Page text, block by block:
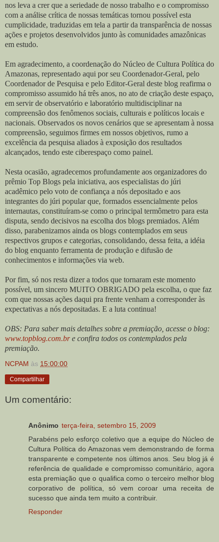
nos leva a crer que a seriedade de nosso trabalho e o compromisso
com a análise crítica de nossas temáticas tornou possível esta
cumplicidade, traduzidas em tela a partir da transparência de nossas
ações e projetos desenvolvidos junto às comunidades amazônicas
em estudo.
Em agradecimento, a coordenação do Núcleo de Cultura Política do
Amazonas, representado aqui por seu Coordenador-Geral, pelo
Coordenador de Pesquisa e pelo Editor-Geral deste blog reafirma o
compromisso assumido há três anos, no ato de criação deste espaço,
em servir de observatório e laboratório multidisciplinar na
compreensão dos fenômenos sociais, culturais e políticos locais e
nacionais. Observados os novos cenários que se apresentam à nossa
compreensão, seguimos firmes em nossos objetivos, rumo a
excelência da pesquisa aliados à exposição dos resultados
alcançados, tendo este ciberespaço como painel.
Nesta ocasião, agradecemos profundamente aos organizadores do
prêmio Top Blogs pela iniciativa, aos especialistas do júri
acadêmico pelo voto de confiança a nós depositado e aos
integrantes do júri popular que, formados essencialmente pelos
internautas, constituíram-se como o principal termômetro para esta
disputa, sendo decisivos na escolha dos blogs premiados. Além
disso, parabenizamos ainda os blogs contemplados em seus
respectivos grupos e categorias, consolidando, dessa feita, a idéia
do blog enquanto ferramenta de produção e difusão de
conhecimentos e informações via web.
Por fim, só nos resta dizer a todos que tornaram este momento
possível, um sincero MUITO OBRIGADO pela escolha, o que faz
com que nossas ações daqui pra frente venham a corresponder às
expectativas a nós depositadas. E a luta continua!
OBS: Para saber mais detalhes sobre a premiação, acesse o blog:
www.topblog.com.bre confira todos os contemplados pela
premiação.
NCPAM às 15:00:00
Compartilhar
Um comentário:
Anônimo terça-feira, setembro 15, 2009
Parabéns pelo esforço coletivo que a equipe do Núcleo de
Cultura Política do Amazonas vem demonstrando de forma
transparente e competente nos últimos anos. Seu blog já é
referência de qualidade e compromisso comunitário, agora
esta premiação que o qualifica como o terceiro melhor blog
corporativo de política, só vem coroar uma receita de
sucesso que ainda tem muito a contribuir.
Responder